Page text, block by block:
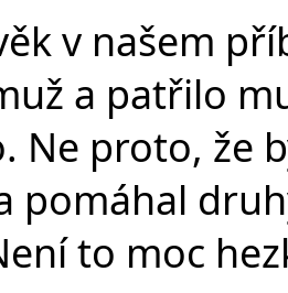
v našem
a patřilo
Ne proto, že
pomáhal
to moc